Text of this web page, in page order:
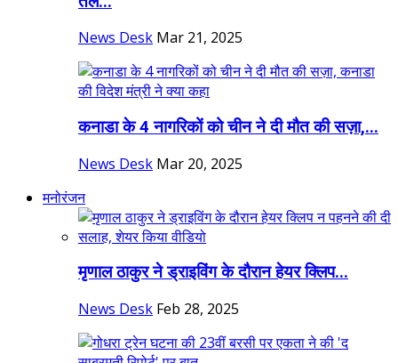
News Desk Mar 21, 2025
कनाडा के 4 नागरिकों को चीन ने दी मौत की सज़ा,...
News Desk Mar 20, 2025
मनोरंजन
मृणाल ठाकुर ने ड्राइविंग के दौरान हेयर क्लिप...
News Desk Feb 28, 2025